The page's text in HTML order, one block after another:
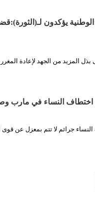
يؤكدون
المزيد من الجهد لإعادة
“: اختطاف النساء في مارب
جرائم لا تتم بمعزل عن